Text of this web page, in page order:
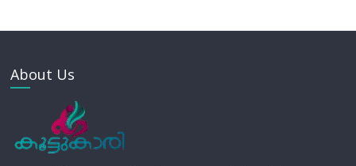
About Us